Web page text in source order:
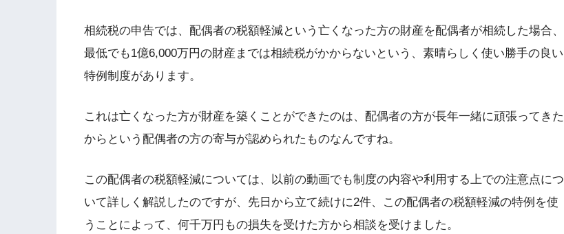
相続税の申告では、配偶者の税額軽減という亡くなった方の財産を配偶者が相続した場合、
最低でも1億6,000万円の財産までは相続税がかからないという、素晴らしく使い勝手の良い
特例制度があります。
これは亡くなった方が財産を築くことができたのは、配偶者の方が長年一緒に頑張ってきた
からという配偶者の方の寄与が認められたものなんですね。
この配偶者の税額軽減については、以前の動画でも制度の内容や利用する上での注意点につ
いて詳しく解説したのですが、先日から立て続けに2件、この配偶者の税額軽減の特例を使
うことによって、何千万円もの損失を受けた方から相談を受けました。